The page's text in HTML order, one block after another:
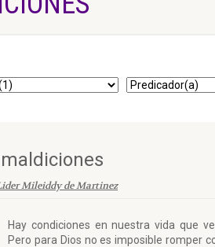
Mileiddy de Martinez
Hay condiciones en nuestra vida que
Pero para Dios no es imposible romper